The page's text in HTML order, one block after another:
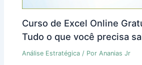
Curso de Excel Online
Tudo o que você precisa
Análise Estratégica / PorAnanias Jr